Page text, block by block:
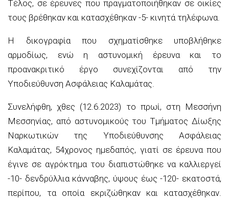
Τέλος, σε έρευνες που πραγματοποιήθηκαν σε οικίες
τους βρέθηκαν και κατασχέθηκαν -5- κινητά τηλέφωνα.
Η δικογραφία που σχηματίσθηκε υποβλήθηκε
αρμοδίως, ενώ η αστυνομική έρευνα και το
προανακριτικό έργο συνεχίζονται από την
Υποδιεύθυνση Ασφάλειας Καλαμάτας.
Συνελήφθη, χθες (12.6.2023) το πρωί, στη Μεσσήνη
Μεσσηνίας, από αστυνομικούς του Τμήματος Δίωξης
Ναρκωτικών της Υποδιεύθυνσης Ασφάλειας
Καλαμάτας, 54χρονος ημεδαπός, γιατί σε έρευνα που
έγινε σε αγρόκτημα του διαπιστώθηκε να καλλιεργεί
-10- δενδρύλλια κάνναβης, ύψους έως -120- εκατοστά,
περίπου, τα οποία εκριζώθηκαν και κατασχέθηκαν.